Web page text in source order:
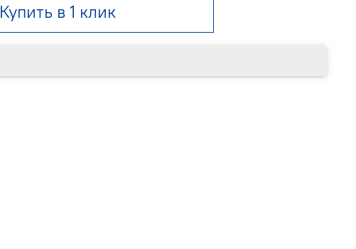
Купить в 1 клик